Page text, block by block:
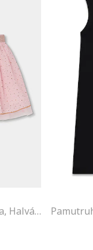
Pöttyös bővülő szoknya, Halvány rózsaszín